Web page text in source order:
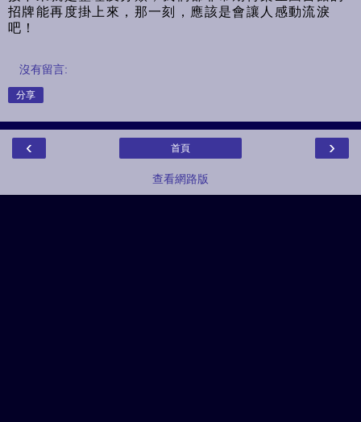
招牌能再度掛上來，那一刻，應該是會讓人感動流淚
吧！
沒有留言:
分享
‹ ›
首頁
查看網路版